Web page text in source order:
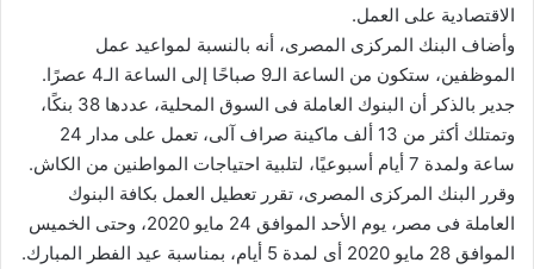
الاقتصادية على العمل.
وأضاف البنك المركزى المصرى، أنه بالنسبة لمواعيد عمل
الموظفين، ستكون من الساعة الـ9 صباحًا إلى الساعة الـ4 عصرًا.
جدير بالذكر أن البنوك العاملة فى السوق المحلية، عددها 38 بنكًا،
وتمتلك أكثر من 13 ألف ماكينة صراف آلى، تعمل على مدار 24
ساعة ولمدة 7 أيام أسبوعيًا، لتلبية احتياجات المواطنين من الكاش.
وقرر البنك المركزى المصرى، تقرر تعطيل العمل بكافة البنوك
العاملة فى مصر، يوم الأحد الموافق 24 مايو 2020، وحتى الخميس
الموافق 28 مايو 2020 أى لمدة 5 أيام، بمناسبة عيد الفطر المبارك.